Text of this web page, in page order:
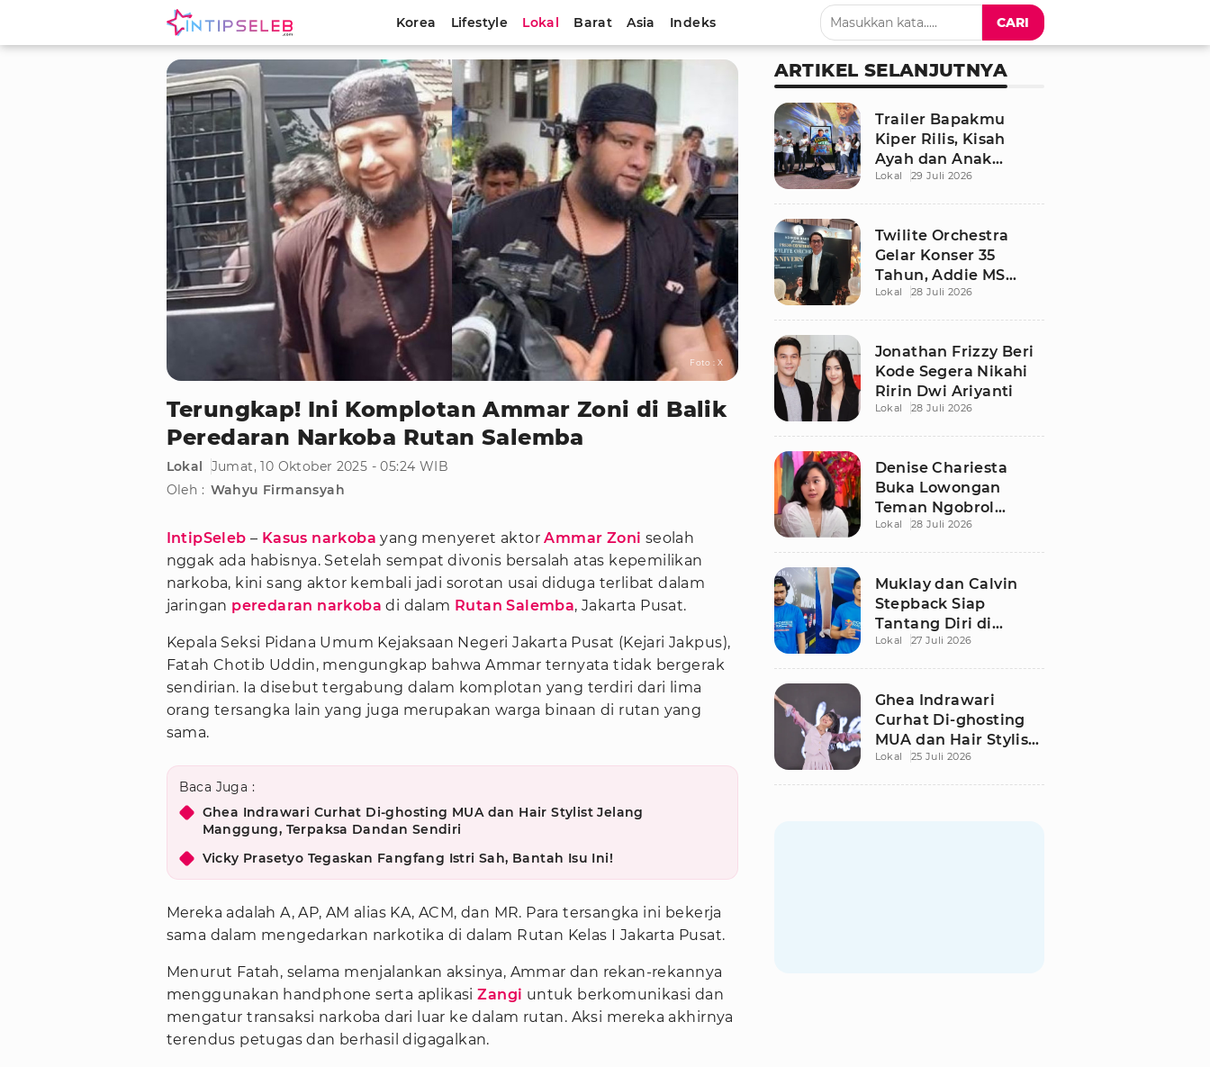
Korea Lifestyle Lokal Barat Asia Indeks CARI
Foto : X
Terungkap! Ini Komplotan Ammar Zoni di Balik
Peredaran Narkoba Rutan Salemba
Lokal
Jumat, 10 Oktober 2025 - 05:24 WIB
Oleh : Wahyu Firmansyah
IntipSeleb – Kasus narkoba yang menyeret aktorAmmar Zoni seolah
nggak ada habisnya. Setelah sempat divonis bersalah atas kepemilikan
narkoba, kini sang aktor kembali jadi sorotan usai diduga terlibat dalam
jaringan peredaran narkoba di dalam Rutan Salemba, Jakarta Pusat.
Kepala Seksi Pidana Umum Kejaksaan Negeri Jakarta Pusat (Kejari Jakpus),
Fatah Chotib Uddin, mengungkap bahwa Ammar ternyata tidak bergerak
sendirian. Ia disebut tergabung dalam komplotan yang terdiri dari lima
orang tersangka lain yang juga merupakan warga binaan di rutan yang
sama.
Baca Juga :
Ghea Indrawari Curhat Di-ghosting MUA dan Hair Stylist Jelang
Manggung, Terpaksa Dandan Sendiri
Vicky Prasetyo Tegaskan Fangfang Istri Sah, Bantah Isu Ini!
Mereka adalah A, AP, AM alias KA, ACM, dan MR. Para tersangka ini bekerja
sama dalam mengedarkan narkotika di dalam Rutan Kelas I Jakarta Pusat.
Menurut Fatah, selama menjalankan aksinya, Ammar dan rekan-rekannya
menggunakan handphone serta aplikasiZangi untuk berkomunikasi dan
mengatur transaksi narkoba dari luar ke dalam rutan. Aksi mereka akhirnya
terendus petugas dan berhasil digagalkan.
ARTIKEL SELANJUTNYA
Trailer Bapakmu
Kiper Rilis, Kisah
Ayah dan Anak
Berdamai Lewat
Lokal 29 Juli 2026
Twilite Orchestra
Gelar Konser 35
Tahun, Addie MS
Ungkap Kisah Haru
Lokal 28 Juli 2026
Jonathan Frizzy Beri
Kode Segera Nikahi
Ririn Dwi Ariyanti
Lokal 28 Juli 2026
Denise Chariesta
Buka Lowongan
Teman Ngobrol
Bergaji Rp15 Juta, Ini
Lokal 28 Juli 2026
Muklay dan Calvin
Stepback Siap
Tantang Diri di
Kratingdaeng Red
Lokal 27 Juli 2026
Ghea Indrawari
Curhat Di-ghosting
MUA dan Hair Stylist
Jelang Manggung,
Lokal 25 Juli 2026